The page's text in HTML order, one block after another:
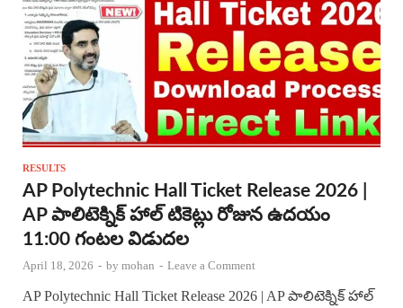
RESULTS
AP Polytechnic Hall Ticket Release 2026 |
AP పాలిటెక్నిక్ హాల్ టికెట్లు రోజున ఉదయం
11:00 గంటల విడుదల
April 18, 2026 - by mohan - Leave a Comment
AP Polytechnic Hall Ticket Release 2026 | AP పాలిటెక్నిక్ హాల్